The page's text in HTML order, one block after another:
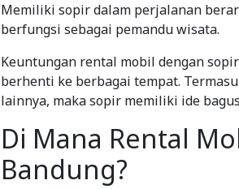
Memiliki sopir dalam perjalanan
berfungsi sebagai pemandu wisata.
Keuntungan rental mobil dengan
berhenti ke berbagai tempat.
lainnya, maka sopir memiliki ide
Di Mana Rental
Bandung?